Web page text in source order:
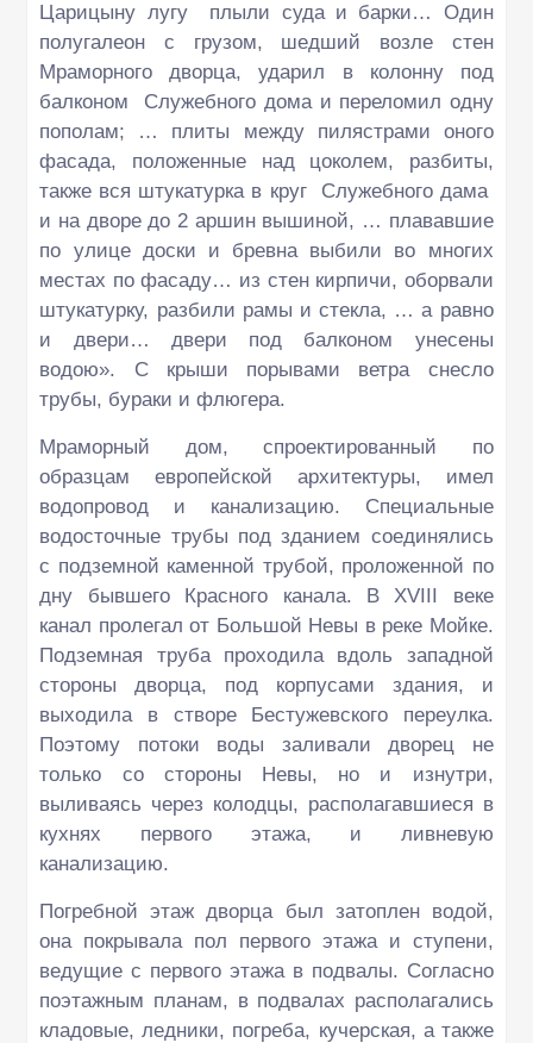
Царицыну лугу плыли суда и барки… Один
полугалеон с грузом, шедший возле стен
Мраморного дворца, ударил в колонну под
балконом Служебного дома и переломил одну
пополам; … плиты между пилястрами оного
фасада, положенные над цоколем, разбиты,
также вся штукатурка в круг Служебного дама
и на дворе до 2 аршин вышиной, … плававшие
по улице доски и бревна выбили во многих
местах по фасаду… из стен кирпичи, оборвали
штукатурку, разбили рамы и стекла, … а равно
и двери… двери под балконом унесены
водою». С крыши порывами ветра снесло
трубы, бураки и флюгера.
Мраморный дом, спроектированный по
образцам европейской архитектуры, имел
водопровод и канализацию. Специальные
водосточные трубы под зданием соединялись
с подземной каменной трубой, проложенной по
дну бывшего Красного канала. В XVIII веке
канал пролегал от Большой Невы в реке Мойке.
Подземная труба проходила вдоль западной
стороны дворца, под корпусами здания, и
выходила в створе Бестужевского переулка.
Поэтому потоки воды заливали дворец не
только со стороны Невы, но и изнутри,
выливаясь через колодцы, располагавшиеся в
кухнях первого этажа, и ливневую
канализацию.
Погребной этаж дворца был затоплен водой,
она покрывала пол первого этажа и ступени,
ведущие с первого этажа в подвалы. Согласно
поэтажным планам, в подвалах располагались
кладовые, ледники, погреба, кучерская, а также